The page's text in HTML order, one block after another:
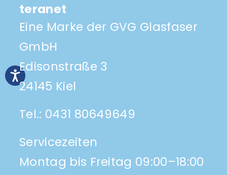
teranet
Eine Marke der GVG Glasfaser
GmbH
Edisonstraße 3
24145 Kiel
Tel.: 0431 80649649
Servicezeiten
Montag bis Freitag 09:00–18:00